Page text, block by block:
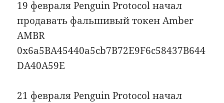
19 февраля Penguin Protocol начал
продавать фальшивый токен Amber
AMBR
0x6a5BA45440a5cb7B72E9F6c58437B644
DA40A59E
21 февраля Penguin Protocol начал